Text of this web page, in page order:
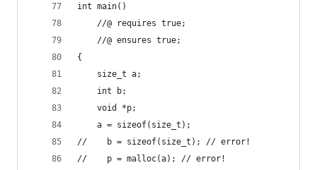
int main()
    //@ requires true;
    //@ ensures true;
{
    size_t a;
    int b;
    void *p;
    a = sizeof(size_t);
//    b = sizeof(size_t); // error!
//    p = malloc(a); // error!